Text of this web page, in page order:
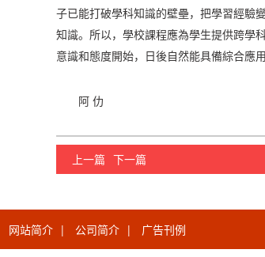
子已能打破學科知識的壁壘，把學習經驗
知識。所以，學校課程應為學生提供跨學
意識和態度開始，日後自然能具備綜合應用
阿 仂
上一篇 下一篇
网站简介 | 公司简介 | 广告刊例